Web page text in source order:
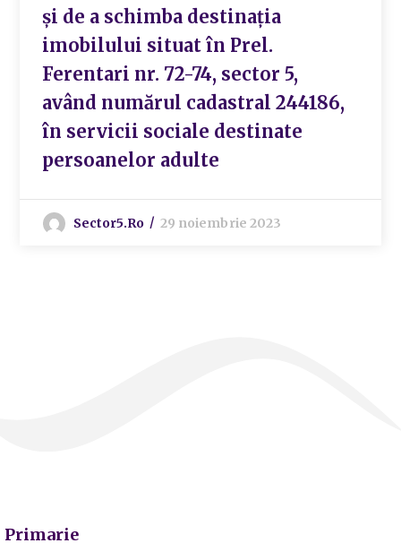
și de a schimba destinația
imobilului situat în Prel.
Ferentari nr. 72-74, sector 5,
având numărul cadastral 244186,
în servicii sociale destinate
persoanelor adulte
Sector5.ro 29 noiembrie 2023
Primarie